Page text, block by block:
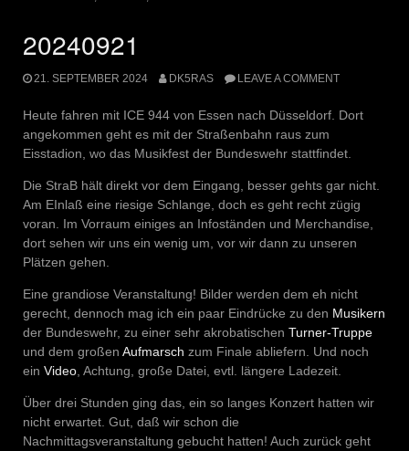
20240921
21. SEPTEMBER 2024 DK5RAS LEAVE A COMMENT
Heute fahren mit ICE 944 von Essen nach Düsseldorf. Dort
angekommen geht es mit der Straßenbahn raus zum
Eisstadion, wo das Musikfest der Bundeswehr stattfindet.
Die StraB hält direkt vor dem Eingang, besser gehts gar nicht.
Am EInlaß eine riesige Schlange, doch es geht recht zügig
voran. Im Vorraum einiges an Infoständen und Merchandise,
dort sehen wir uns ein wenig um, vor wir dann zu unseren
Plätzen gehen.
Eine grandiose Veranstaltung! Bilder werden dem eh nicht
gerecht, dennoch mag ich ein paar Eindrücke zu den Musikern
der Bundeswehr, zu einer sehr akrobatischen Turner-Truppe
und dem großen Aufmarsch zum Finale abliefern. Und noch
ein Video , Achtung, große Datei, evtl. längere Ladezeit.
Über drei Stunden ging das, ein so langes Konzert hatten wir
nicht erwartet. Gut, daß wir schon die
Nachmittagsveranstaltung gebucht hatten! Auch zurück geht